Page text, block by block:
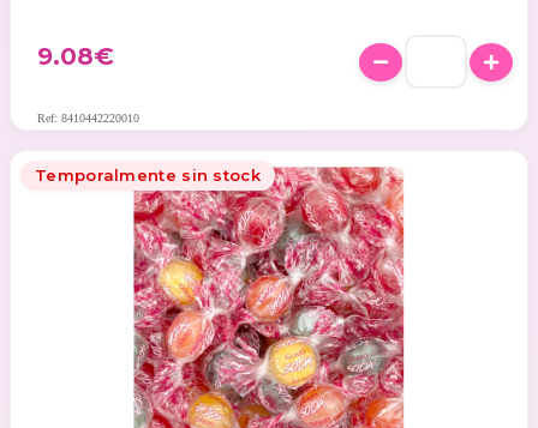
9.08€
Ref: 8410442220010
Temporalmente sin stock